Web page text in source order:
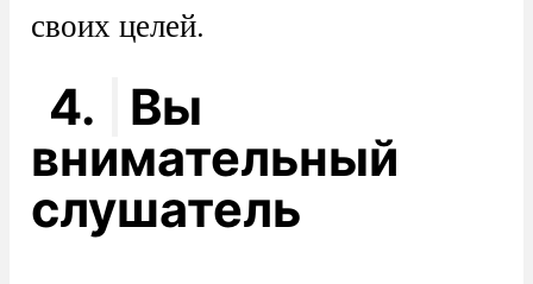
своих целей.
4.
Вы
внимательный
слушатель